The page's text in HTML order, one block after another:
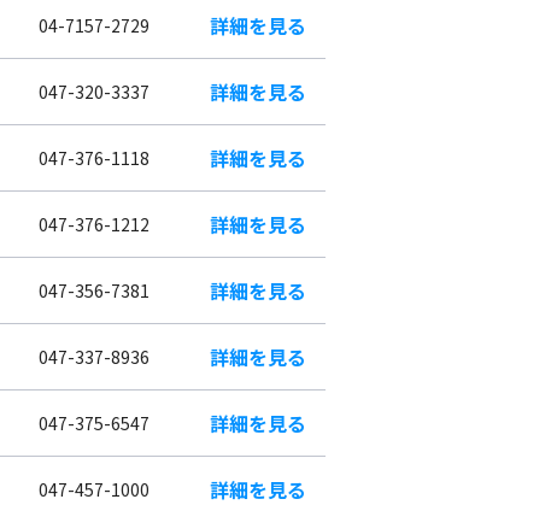
04-7157-2729 詳細を見る
047-320-3337 詳細を見る
047-376-1118 詳細を見る
047-376-1212 詳細を見る
047-356-7381 詳細を見る
047-337-8936 詳細を見る
047-375-6547 詳細を見る
047-457-1000 詳細を見る